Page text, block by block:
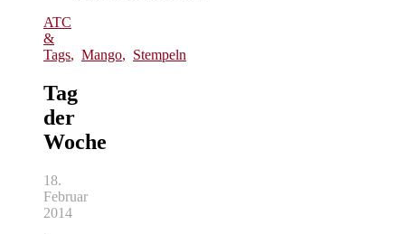
ATC
&
Tags, Mango, Stempeln
Tag
der
Woche
18.
Februar
2014